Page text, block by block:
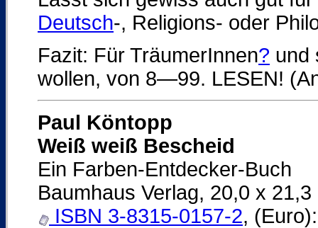
Deutsch-, Religions- oder
Fazit: Für TräumerInnen? und
wollen, von 8—99. LESEN!
Paul Köntopp
Weiß weiß Bescheid
Ein Farben-Entdecker-Buch
Baumhaus Verlag, 20,0 x
ISBN 3-8315-0157-2,